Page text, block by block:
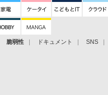
脆弱性 ドキュメント SNS